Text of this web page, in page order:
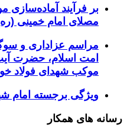
بر فرآیند آماده‌سازی
مصلای امام خمینی
مراسم عزاداری و
امت اسلام، حضرت
موکب شهدای فولاد
ویژگی برجسته امام
رسانه های همکار